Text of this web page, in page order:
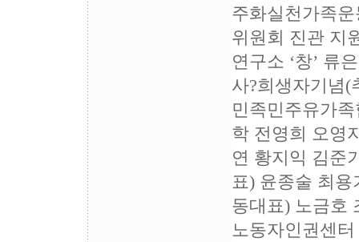
주화실천가족
위원회 진관 지
연구소 ‘창’ 류
사?희생자기념
민족민주유가
학 전영희 오영
연 황지익 김준
표) 윤종술 최
동대표) 노금호
노동자인권센